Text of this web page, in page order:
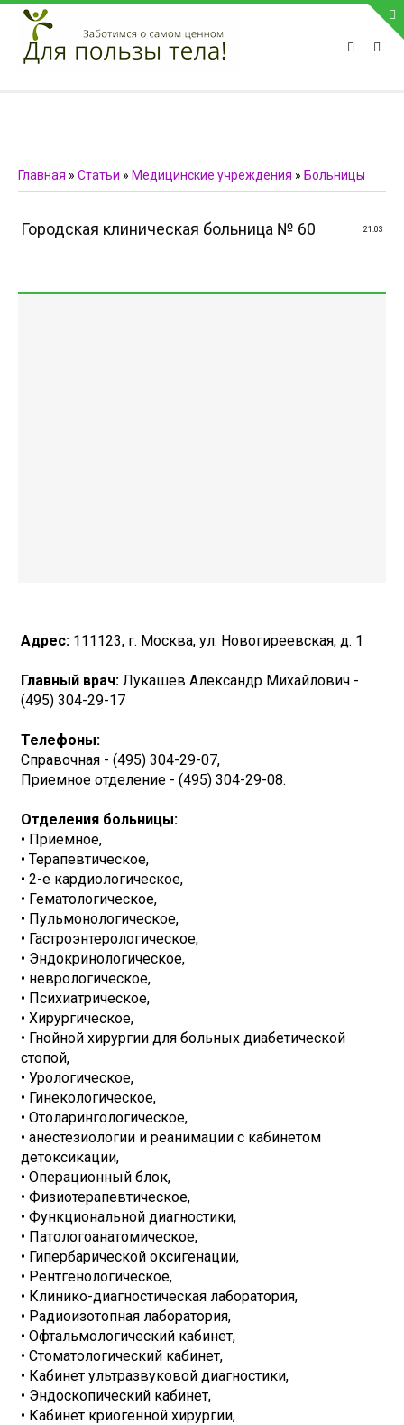
ПРИВЕТСТВУЕМ НА НАШЕМ САЙТЕ
Блок скоро обновится
Телефон:
Главная » Статьи » Медицинские учреждения » Больницы
21:03
Городская клиническая больница № 60
Адрес: 111123, г. Москва, ул. Новогиреевская, д. 1
Главный врач: Лукашев Александр Михайлович -
(495) 304-29-17
Телефоны:
Справочная - (495) 304-29-07,
Приемное отделение - (495) 304-29-08.
Отделения больницы:
• Приемное,
• Терапевтическое,
• 2-е кардиологическое,
• Гематологическое,
• Пульмонологическое,
• Гастроэнтерологическое,
• Эндокринологическое,
• неврологическое,
• Психиатрическое,
• Хирургическое,
• Гнойной хирургии для больных диабетической
стопой,
• Урологическое,
• Гинекологическое,
• Отоларингологическое,
• анестезиологии и реанимации с кабинетом
детоксикации,
• Операционный блок,
• Физиотерапевтическое,
• Функциональной диагностики,
• Патологоанатомическое,
• Гипербарической оксигенации,
• Рентгенологическое,
• Клинико-диагностическая лаборатория,
• Радиоизотопная лаборатория,
• Офтальмологический кабинет,
• Стоматологический кабинет,
• Кабинет ультразвуковой диагностики,
• Эндоскопический кабинет,
• Кабинет криогенной хирургии,